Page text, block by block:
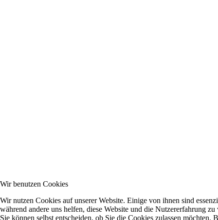
Wir benutzen Cookies
Wir nutzen Cookies auf unserer Website. Einige von ihnen sind
während andere uns helfen, diese Website und die Nutzererfahrung
Sie können selbst entscheiden, ob Sie die Cookies zulassen möchten.